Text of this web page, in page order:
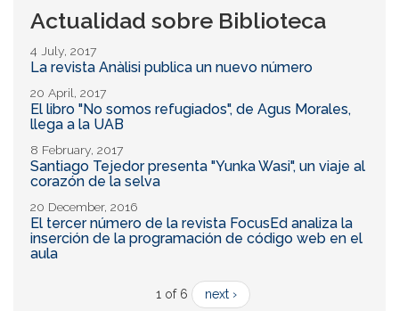
Actualidad sobre Biblioteca
4 July, 2017
La revista Anàlisi publica un nuevo número
20 April, 2017
El libro "No somos refugiados", de Agus Morales,
llega a la UAB
8 February, 2017
Santiago Tejedor presenta "Yunka Wasi", un viaje al
corazón de la selva
20 December, 2016
El tercer número de la revista FocusEd analiza la
inserción de la programación de código web en el
aula
1 of 6 next ›